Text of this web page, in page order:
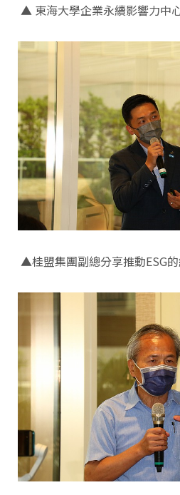
▲ 東海大學企業永續影響力中
▲桂盟集團副總分享推動ESG的